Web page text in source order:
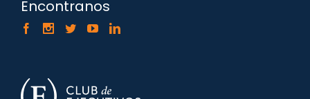
Encontranos